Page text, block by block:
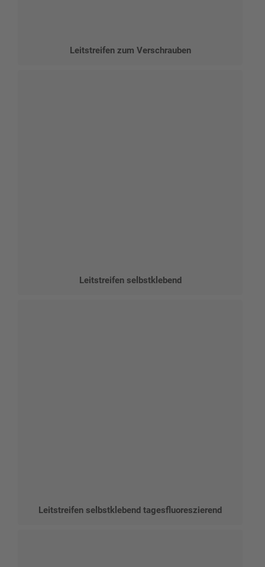
Leitstreifen zum Verschrauben
Leitstreifen selbstklebend
Leitstreifen selbstklebend tagesfluoreszierend